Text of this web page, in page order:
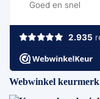
Webwinkel keurmerk